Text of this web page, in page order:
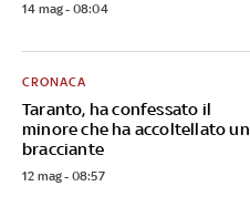
14 mag - 08:04
Taranto, ha confessato il
minore che ha accoltellato un
bracciante
CRONACA
12 mag - 08:57